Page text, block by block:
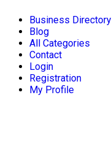
Business Directory
Blog
All Categories
Contact
Login
Registration
My Profile